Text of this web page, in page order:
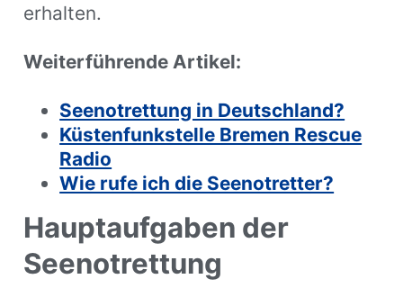
erhalten.
Weiterführende Artikel:
Seenotrettung in Deutschland?
Küstenfunkstelle Bremen Rescue
Radio
Wie rufe ich die Seenotretter?
Hauptaufgaben der
Seenotrettung